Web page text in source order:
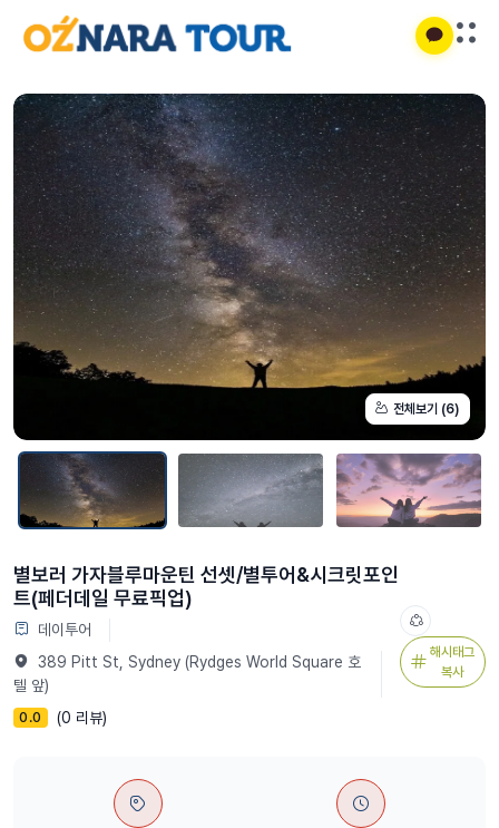
전체보기 (6)
별보러 가자블루마운틴 선셋/별투어&시크릿포인
트(페더데일 무료픽업)
데이투어
389 Pitt St, Sydney (Rydges World Square 호
텔 앞)
0.0 (0 리뷰)
해시태그
복사